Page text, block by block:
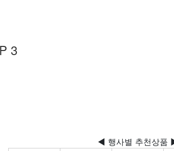
3
◀ 행사별 추천상품